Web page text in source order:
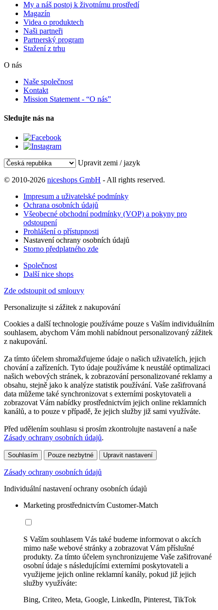
My a náš postoj k životnímu prostředí
Magazín
Videa o produktech
Naši partneři
Partnerský program
Stažení z trhu
O nás
Naše společnost
Kontakt
Mission Statement - “O nás”
Sledujte nás na
Upravit zemi / jazyk
© 2010-2026 niceshops GmbH - All rights reserved.
Impresum a uživatelské podmínky
Ochrana osobních údajů
Všeobecné obchodní podmínky (VOP) a pokyny pro
odstoupení
Prohlášení o přístupnosti
Nastavení ochrany osobních údajů
Storno předplatného zde
Společnost
Další nice shops
Zde odstoupit od smlouvy
Personalizujte si zážitek z nakupování
Cookies a další technologie používáme pouze s Vaším individuálním
souhlasem, abychom Vám mohli nabídnout personalizovaný zážitek
z nakupování.
Za tímto účelem shromažďujeme údaje o našich uživatelích, jejich
chování a zařízeních. Tyto údaje používáme k neustálé optimalizaci
našich webových stránek, k zobrazování personalizované reklamy a
obsahu, stejně jako k analýze statistik používání. Vaše zašifrovaná
data můžeme také synchronizovat s externími poskytovateli a
zobrazovat Vám nabídky prostřednictvím jejich online reklamních
kanálů, a to pouze v případě, že jejich služby již sami využíváte.
Před udělením souhlasu si prosím zkontrolujte nastavení a naše
Zásady ochrany osobních údajů.
Souhlasím Pouze nezbytné Upravit nastavení
Zásady ochrany osobních údajů
Individuální nastavení ochrany osobních údajů
Marketing prostřednictvím Customer-Match
S Vaším souhlasem Vás také budeme informovat o akcích
mimo naše webové stránky a zobrazovat Vám příslušné
produkty. Za tímto účelem synchronizujeme Vaše zašifrované
osobní údaje s následujícími externími poskytovateli a
využijeme jejich online reklamní kanály, pokud již jejich
služby využíváte:
Bing, Criteo, Meta, Google, LinkedIn, Pinterest, TikTok